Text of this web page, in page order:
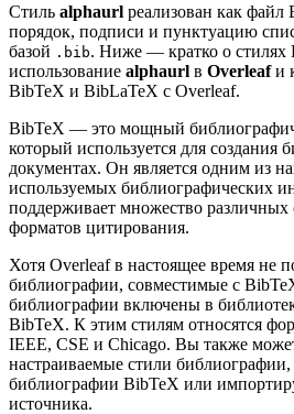
Стиль alphaurl реализован как файл
порядок, подписи и пунктуацию
базой .bib. Ниже — кратко о стилях
использование alphaurl в Overleafи
BibTeX и BibLaTeX с Overleaf.
BibTeX — это мощный
который используется для создания
документах. Он является одним из
используемых библиографических
поддерживает множество
форматов цитирования.
Хотя Overleaf в настоящее время не
библиографии, совместимые с
библиографии включены в
BibTeX. К этим стилям относятся
IEEE, CSE и Chicago. Вы также
настраиваемые стили
библиографии BibTeX или
источника.